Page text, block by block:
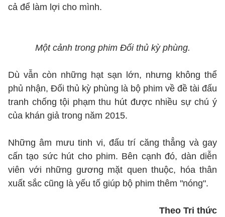
cả để làm lợi cho mình.
Một cảnh trong phim Đối thủ kỳ phùng.
Dù vẫn còn những hạt sạn lớn, nhưng không thể
phủ nhận, Đối thủ kỳ phùng là bộ phim về đề tài đấu
tranh chống tội phạm thu hút được nhiều sự chú ý
của khán giả trong năm 2015.
Những âm mưu tinh vi, đấu trí căng thẳng và gay
cấn tạo sức hút cho phim. Bên cạnh đó, dàn diễn
viên với những gương mặt quen thuộc, hóa thân
xuất sắc cũng là yếu tố giúp bộ phim thêm "nóng".
Theo Tri thức